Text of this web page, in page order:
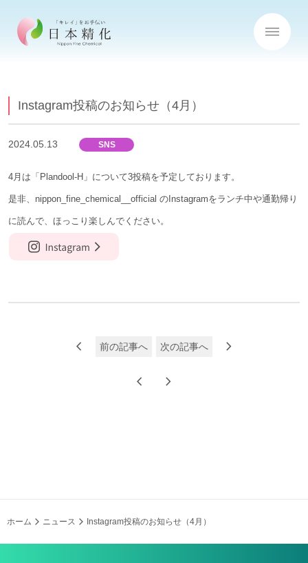
Instagram投稿のお知らせ（4月）
2024.05.13 SNS
4月は「Plandool-H」について3投稿を予定しております。
是非、nippon_fine_chemical__official のInstagramをランチ中や通勤帰り
に読んで、ほっこり楽しんでください。
chevron_left 前の記事へ 次の記事へ
chevron_right
chevron_left
chevron_right
ホーム ニュース Instagram投稿のお知らせ（4月）